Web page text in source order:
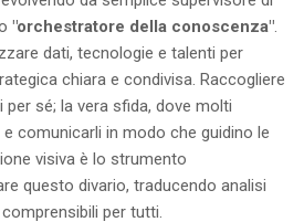
"orchestratore della conoscenza".
dati, tecnologie e talenti per
chiara e condivisa. Raccogliere
per sé; la vera sfida, dove molti
comunicarli in modo che guidino le
visiva è lo strumento
questo divario, traducendo analisi
per tutti.